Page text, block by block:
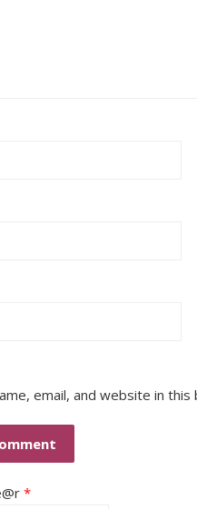
email, and website in
*